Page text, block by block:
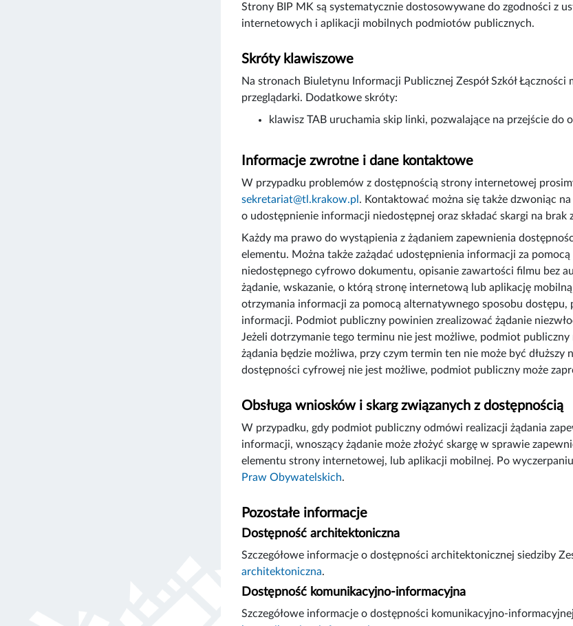
Strony BIP MK są systematycznie dostosowywane do zgodności z
internetowych i aplikacji mobilnych podmiotów publicznych.
Skróty klawiszowe
Na stronach Biuletynu Informacji Publicznej Zespół Szkół
przeglądarki. Dodatkowe skróty:
klawisz TAB uruchamia skip linki, pozwalające na przejście do
Informacje zwrotne i dane kontaktowe
W przypadku problemów z dostępnością strony internetowej
sekretariat@tl.krakow.pl. Kontaktować można się także dzwoniąc
o udostępnienie informacji niedostępnej oraz składać skargi na brak
Każdy ma prawo do wystąpienia z żądaniem zapewnienia
elementu. Można także zażądać udostępnienia informacji za
niedostępnego cyfrowo dokumentu, opisanie zawartości filmu bez
żądanie, wskazanie, o którą stronę internetową lub aplikację
otrzymania informacji za pomocą alternatywnego sposobu
informacji. Podmiot publiczny powinien zrealizować żądanie
Jeżeli dotrzymanie tego terminu nie jest możliwe, podmiot
żądania będzie możliwa, przy czym termin ten nie może być
dostępności cyfrowej nie jest możliwe, podmiot publiczny może
Obsługa wniosków i skarg związanych z dostępnością
W przypadku, gdy podmiot publiczny odmówi realizacji żądania
informacji, wnoszący żądanie może złożyć skargę w sprawie
elementu strony internetowej, lub aplikacji mobilnej. Po
Praw Obywatelskich.
Pozostałe informacje
Dostępność architektoniczna
Szczegółowe informacje o dostępności architektonicznej siedziby
architektoniczna.
Dostępność komunikacyjno-informacyjna
Szczegółowe informacje o dostępności komunikacyjno-